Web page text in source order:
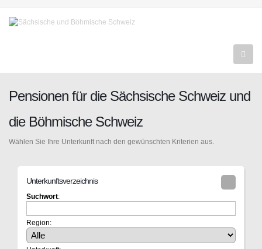
Pensionen für die Sächsische Schweiz und
die Böhmische Schweiz
Wählen Sie Ihre Unterkunft nach den gewünschten Kriterien aus.
Unterkunftsverzeichnis
Suchwort:
Region: